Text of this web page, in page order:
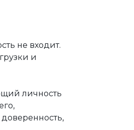
не входит.
и
личность